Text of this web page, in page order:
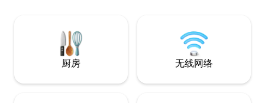
A）！询问是否提供电动自行车租赁！
厨房 无线网络